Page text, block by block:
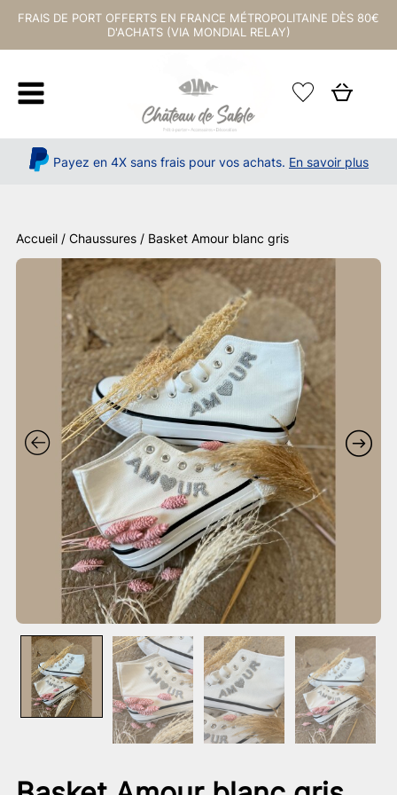
FRAIS DE PORT OFFERTS EN FRANCE MÉTROPOLITAINE DÈS 80€
D'ACHATS (VIA MONDIAL RELAY)
Payez en 4X sans frais pour vos achats. En savoir plus
Accueil / Chaussures / Basket Amour blanc gris